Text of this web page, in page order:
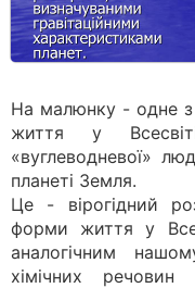
На малюнку - одне з
життя у
«вуглеводневої»
планеті Земля.
Це - вірогідний
форми життя у
аналогічним
хімічних